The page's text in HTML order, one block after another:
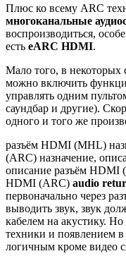
Плюс ко всему ARC
многоканальные
воспроизводиться,
есть eARC HDMI.
Мало того, в некоторых
можно включить
управлять одним
саундбар и другие).
одного и того же
разъём HDMI (MHL)
(ARC) назначение,
описание разъём HDMI
HDMI (ARC) audio
первоначально через
выводить звук, звук
кабелем на акустику.
техники и появлением в
логичным кроме видео